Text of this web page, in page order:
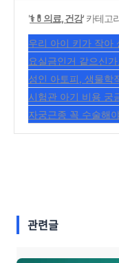
'⚕️💊의료, 건강' 카테고
우리 아이 키가 작아
라면? — 비용·건보
요실금인거 같으신
보 적용 2026
(1)
성인 아토피, 생물학
두필루맙(듀피젠트)
시험관 아기 비용 궁
지원·성공률 2026
(0)
자궁근종 꼭 수술해
관련글